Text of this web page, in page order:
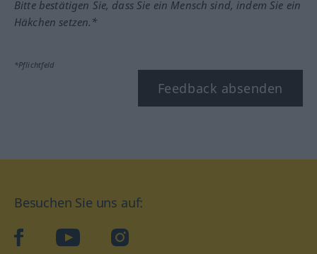
Bitte bestätigen Sie, dass Sie ein Mensch sind, indem Sie ein
Häkchen setzen.*
*Pflichtfeld
Feedback absenden
Besuchen Sie uns auf:
facebookYouTube Instagram